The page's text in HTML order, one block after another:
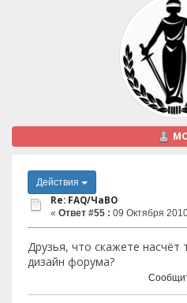
Действия
Re: FAQ/ЧаВО
« Ответ #55 : 09 Октября
Друзья, что скажете насчёт
дизайн форума?